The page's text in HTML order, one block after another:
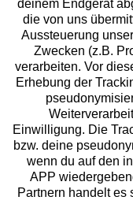
Services
Beratung
Über uns
Rechtliches
deinem Endgerät
die von uns
Aussteuerung
Zwecken (z.B.
verarbeiten. Vor
Erhebung der
Einwilligung. Die
bzw. deine
wenn du auf den
APP
Partnern handelt es